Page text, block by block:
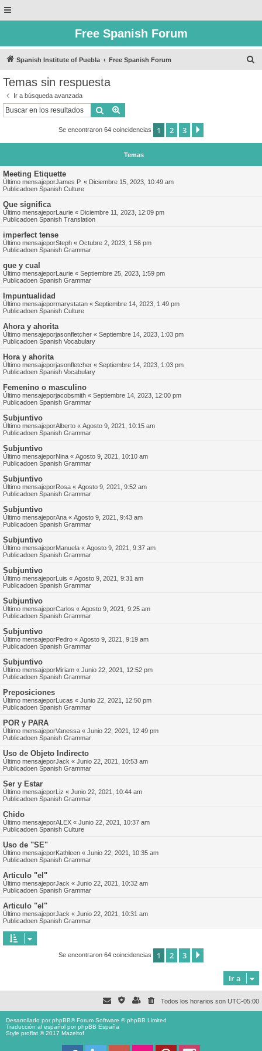
Free Spanish Forum
Spanish Institute of Puebla Free Spanish Forum
Temas sin respuesta
Ir a búsqueda avanzada
Buscar
Se encontraron 64 coincidencias 1 2 3
Temas
Meeting Etiquette
Último mensajeporJames P. « Diciembre 15, 2023, 10:49 am
Publicadoen Spanish Culture
Que significa
Último mensajeporLaurie « Diciembre 11, 2023, 12:09 pm
Publicadoen Spanish Translation
imperfect tense
Último mensajeporSteph « Octubre 2, 2023, 1:56 pm
Publicadoen Spanish Grammar
que y cual
Último mensajeporLaurie « Septiembre 25, 2023, 1:59 pm
Publicadoen Spanish Grammar
Impuntualidad
Último mensajepormarystatan « Septiembre 14, 2023, 1:49 pm
Publicadoen Spanish Culture
Ahora y ahorita
Último mensajeporjasonfletcher « Septiembre 14, 2023, 1:03 pm
Publicadoen Spanish Vocabulary
Hora y ahorita
Último mensajeporjasonfletcher « Septiembre 14, 2023, 1:03 pm
Publicadoen Spanish Vocabulary
Femenino o masculino
Último mensajeporjacobsmith « Septiembre 14, 2023, 12:00 pm
Publicadoen Spanish Grammar
Subjuntivo
Último mensajeporAlberto « Agosto 9, 2021, 10:15 am
Publicadoen Spanish Grammar
Subjuntivo
Último mensajeporNina « Agosto 9, 2021, 10:10 am
Publicadoen Spanish Grammar
Subjuntivo
Último mensajeporRosa « Agosto 9, 2021, 9:52 am
Publicadoen Spanish Grammar
Subjuntivo
Último mensajeporAna « Agosto 9, 2021, 9:43 am
Publicadoen Spanish Grammar
Subjuntivo
Último mensajeporManuela « Agosto 9, 2021, 9:37 am
Publicadoen Spanish Grammar
Subjuntivo
Último mensajeporLuis « Agosto 9, 2021, 9:31 am
Publicadoen Spanish Grammar
Subjuntivo
Último mensajeporCarlos « Agosto 9, 2021, 9:25 am
Publicadoen Spanish Grammar
Subjuntivo
Último mensajeporPedro « Agosto 9, 2021, 9:19 am
Publicadoen Spanish Grammar
Subjuntivo
Último mensajeporMiriam « Junio 22, 2021, 12:52 pm
Publicadoen Spanish Grammar
Preposiciones
Último mensajeporLucas « Junio 22, 2021, 12:50 pm
Publicadoen Spanish Grammar
POR y PARA
Último mensajeporVanessa « Junio 22, 2021, 12:49 pm
Publicadoen Spanish Grammar
Uso de Objeto Indirecto
Último mensajeporJack « Junio 22, 2021, 10:53 am
Publicadoen Spanish Grammar
Ser y Estar
Último mensajeporLiz « Junio 22, 2021, 10:44 am
Publicadoen Spanish Grammar
Chido
Último mensajeporALEX « Junio 22, 2021, 10:37 am
Publicadoen Spanish Culture
Uso de "SE"
Último mensajeporKathleen « Junio 22, 2021, 10:35 am
Publicadoen Spanish Grammar
Articulo "el"
Último mensajeporJack « Junio 22, 2021, 10:32 am
Publicadoen Spanish Grammar
Articulo "el"
Último mensajeporJack « Junio 22, 2021, 10:31 am
Publicadoen Spanish Grammar
Se encontraron 64 coincidencias 1 2 3
Ir a
Todos los horarios son UTC-05:00
Desarrollado porphpBB® Forum Software © phpBB Limited
Traducción al español porphpBB España
Style proflat © 2017 Mazeltof